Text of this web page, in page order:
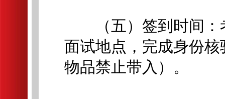
（五）签到时间：
面试地点，完成身份
物品禁止带入）。